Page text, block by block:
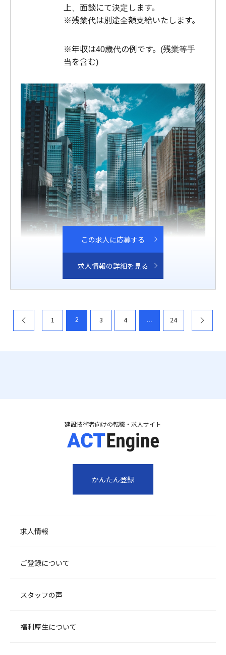
上、面談にて決定します。
※残業代は別途全額支給いたします。
※年収は40歳代の例です。(残業等手
当を含む)
この求人に応募する
求人情報の詳細を見る
1 2 3 4 24
建設技術者向けの転職・求人サイト
かんたん登録
求人情報
ご登録について
スタッフの声
福利厚生について